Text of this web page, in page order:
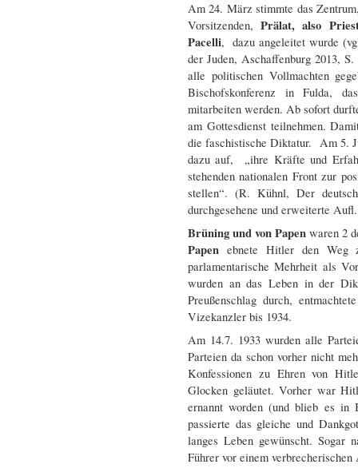
Am 24. März stimmte das
Vorsitzenden,Prälat, also
Pacelli, dazu angeleitet wurde
der Juden, Aschaffenburg 2013,
alle politischen Vollmachten
Bischofskonferenz in Fulda,
mitarbeiten werden. Ab sofort
am Gottesdienst teilnehmen.
die faschistische Diktatur. Am 5.
dazu auf, „ihre Kräfte und
stehenden nationalen Front zur
stellen“. (R. Kühnl, Der
durchgesehene und erweiterte
Brüning und von Papen waren 2
Papen ebnete Hitler den Weg
parlamentarische Mehrheit als
wurden an das Leben in der
Preußenschlag durch,
Vizekanzler bis 1934.
Am 14.7. 1933 wurden alle
Parteien da schon vorher nicht
Konfessionen zu Ehren von
Glocken geläutet. Vorher war
ernannt worden (und blieb es in
passierte das gleiche und
langes Leben gewünscht. Sogar
Führer vor einem